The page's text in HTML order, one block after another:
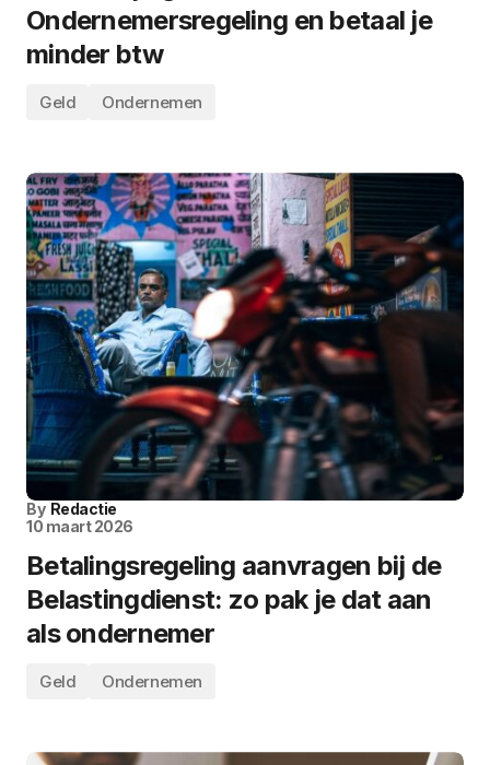
Ondernemersregeling en betaal je
minder btw
Geld Ondernemen
By Redactie
10 maart 2026
Betalingsregeling aanvragen bij de
Belastingdienst: zo pak je dat aan
als ondernemer
Geld Ondernemen